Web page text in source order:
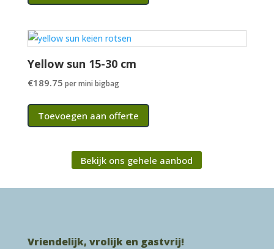
Yellow sun 15-30 cm
€189.75 per mini bigbag
Toevoegen aan offerte
Bekijk ons gehele aanbod
Vriendelijk, vrolijk en gastvrij!